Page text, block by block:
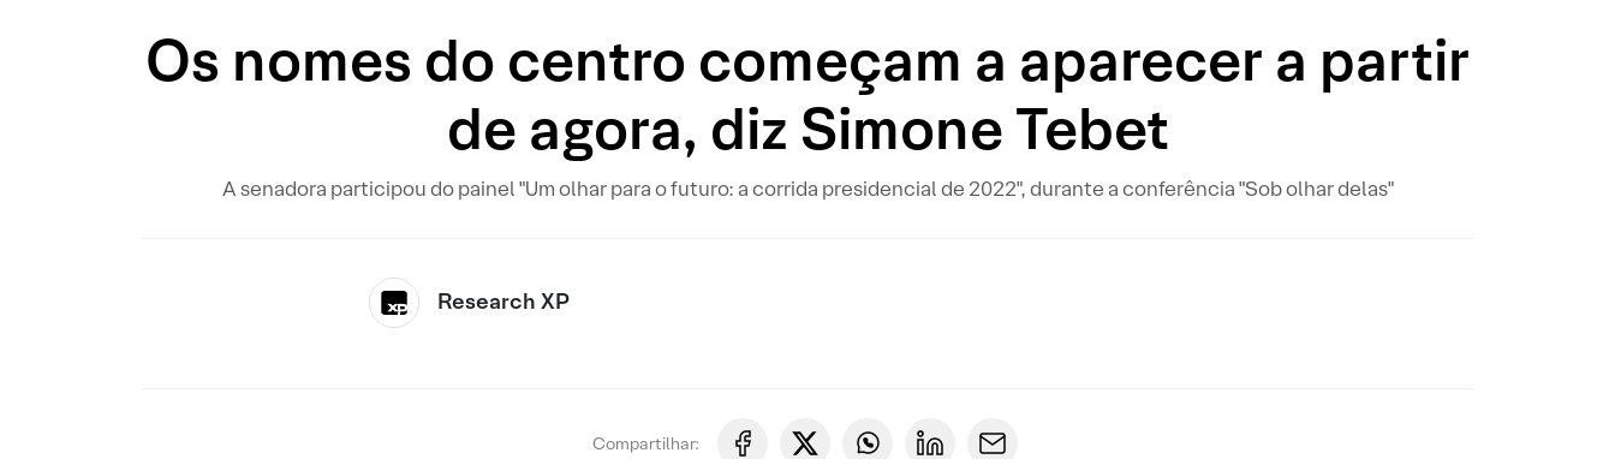
Os nomes do centro começam a aparecer a partir
de agora, diz Simone Tebet
A senadora participou do painel "Um olhar para o futuro: a corrida presidencial de 2022", durante a conferência "Sob olhar delas"
Research XP
Compartilhar: